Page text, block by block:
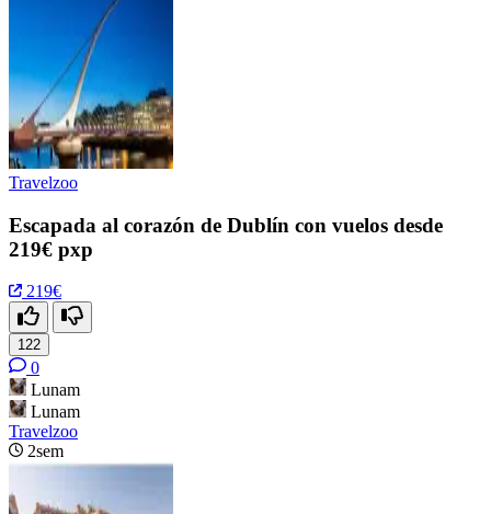
Travelzoo
Escapada al corazón de Dublín con vuelos desde
219€ pxp
219€
122
0
Lunam
Lunam
Travelzoo
2sem